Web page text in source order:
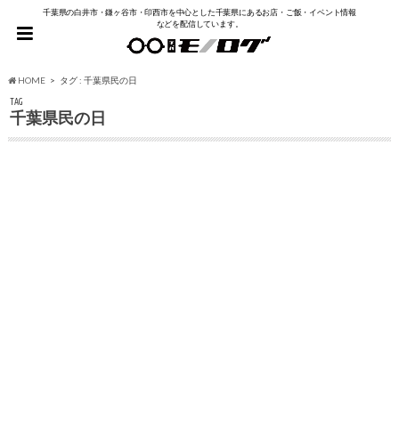
千葉県の白井市・鎌ヶ谷市・印西市を中心とした千葉県にあるお店・ご飯・イベント情報
などを配信しています。
HOME タグ : 千葉県民の日
TAG
千葉県民の日